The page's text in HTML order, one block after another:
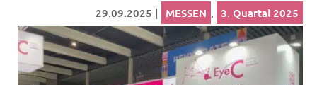
29.09.2025 | MESSEN , 3. Quartal 2025